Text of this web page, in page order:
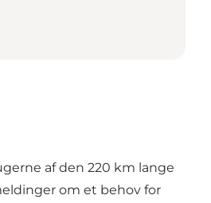
af den 220 km lange
om et behov for